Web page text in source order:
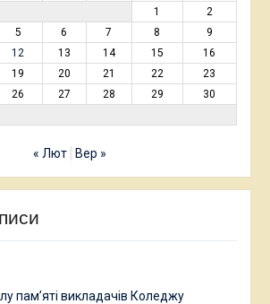
1
2
5 6 7 8
9
12 13 14 15
16
19 20 21 22
23
26 27 28 29
30
« Лют Вер »
пам’яті викладачів Коледжу